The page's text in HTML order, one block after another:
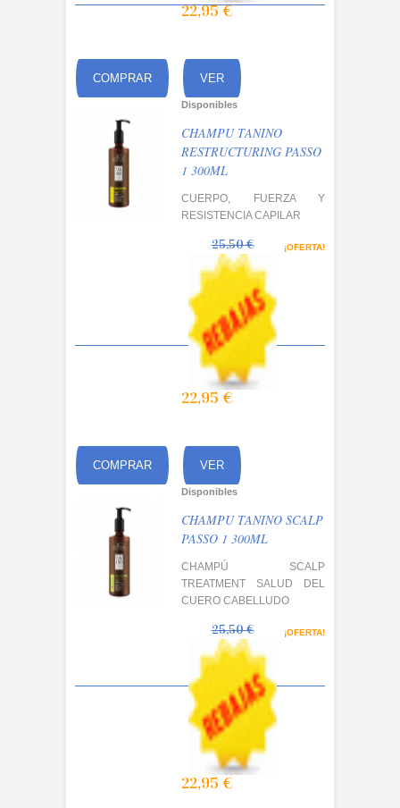
22,95 €
COMPRAR VER
Disponibles
CHAMPU TANINO
RESTRUCTURING PASSO
1 300ML
CUERPO, FUERZA Y
RESISTENCIA CAPILAR
¡OFERTA!
25,50 €
22,95 €
COMPRAR VER
Disponibles
CHAMPU TANINO SCALP
PASSO 1 300ML
CHAMPÚ SCALP
TREATMENT SALUD DEL
CUERO CABELLUDO
¡OFERTA!
25,50 €
22,95 €